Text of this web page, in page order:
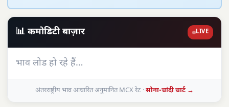
📊 कमोडिटी बाज़ार LIVE
भाव लोड हो रहे हैं…
अंतरराष्ट्रीय भाव आधारित अनुमानित MCX रेट ·सोना-चांदी चार्ट →